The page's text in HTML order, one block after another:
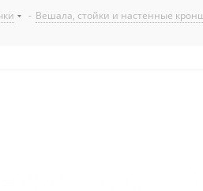
- Вешала, стойки и настенные